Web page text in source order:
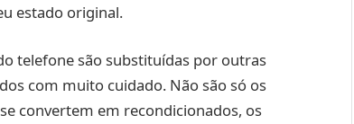
estado original.
telefone são substituídas por outras
com muito cuidado. Não são só os
convertem em recondicionados, os